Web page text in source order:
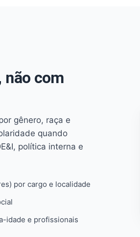
não com
gênero, raça e
quando
política interna e
por cargo e localidade
idade e profissionais